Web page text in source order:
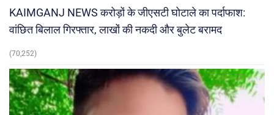
KAIMGANJ NEWS करोड़ों के जीएसटी घोटाले का पर्दाफाश:
वांछित बिलाल गिरफ्तार, लाखों की नकदी और बुलेट बरामद
(70,252)